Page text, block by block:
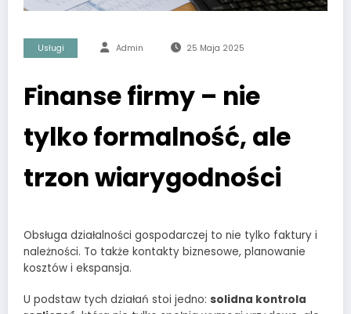
Usługi Admin 25 Maja 2025
Finanse firmy – nie
tylko formalność, ale
trzon wiarygodności
Obsługa działalności gospodarczej to nie tylko faktury i
należności. To także kontakty biznesowe, planowanie
kosztów i ekspansja.
U podstaw tych działań stoi jedno: solidna kontrola